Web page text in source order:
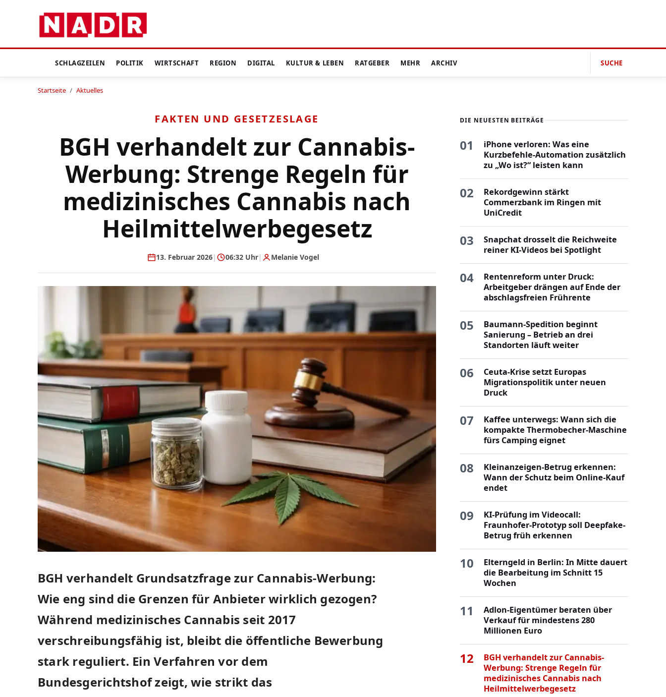
SCHLAGZEILEN POLITIK WIRTSCHAFT REGION DIGITAL KULTUR & LEBEN RATGEBER MEHR ARCHIV SUCHE
Startseite / Aktuelles
FAKTEN UND GESETZESLAGE
BGH verhandelt zur Cannabis-
Werbung: Strenge Regeln für
medizinisches Cannabis nach
Heilmittelwerbegesetz
13. Februar 2026| 06:32 Uhr| Melanie Vogel
BGH verhandelt Grundsatzfrage zur Cannabis-Werbung:
Wie eng sind die Grenzen für Anbieter wirklich gezogen?
Während medizinisches Cannabis seit 2017
verschreibungsfähig ist, bleibt die öffentliche Bewerbung
stark reguliert. Ein Verfahren vor dem
Bundesgerichtshof zeigt, wie strikt das
DIE NEUESTEN BEITRÄGE
01
iPhone verloren: Was eine
Kurzbefehle-Automation zusätzlich
zu „Wo ist?“ leisten kann
02
Rekordgewinn stärkt
Commerzbank im Ringen mit
UniCredit
03
Snapchat drosselt die Reichweite
reiner KI-Videos bei Spotlight
04
Rentenreform unter Druck:
Arbeitgeber drängen auf Ende der
abschlagsfreien Frührente
05
Baumann-Spedition beginnt
Sanierung – Betrieb an drei
Standorten läuft weiter
06
Ceuta-Krise setzt Europas
Migrationspolitik unter neuen
Druck
07
Kaffee unterwegs: Wann sich die
kompakte Thermobecher-Maschine
fürs Camping eignet
08
Kleinanzeigen-Betrug erkennen:
Wann der Schutz beim Online-Kauf
endet
09
KI-Prüfung im Videocall:
Fraunhofer-Prototyp soll Deepfake-
Betrug früh erkennen
10
Elterngeld in Berlin: In Mitte dauert
die Bearbeitung im Schnitt 15
Wochen
11
Adlon-Eigentümer beraten über
Verkauf für mindestens 280
Millionen Euro
12
BGH verhandelt zur Cannabis-
Werbung: Strenge Regeln für
medizinisches Cannabis nach
Heilmittelwerbegesetz